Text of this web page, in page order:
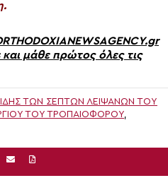
μάθε πρώτος όλες τις
ΤΩΝ ΣΕΠΤΏΝ ΛΕΙΨΆΝΩΝ ΤΟΥ
ΤΟΥ ΤΡΟΠΑΙΟΦΌΡΟΥ